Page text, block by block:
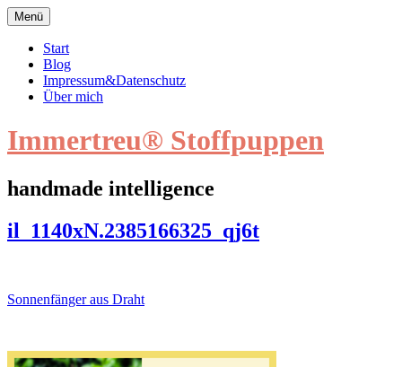
Zum
Inhalt
springen
Menü
Start
Blog
Impressum&Datenschutz
Über mich
Immertreu® Stoffpuppen
handmade intelligence
il_1140xN.2385166325_qj6t
il_1140xN.2385166325_qj6t
Beitragsnavigation
Sonnenfänger aus Draht